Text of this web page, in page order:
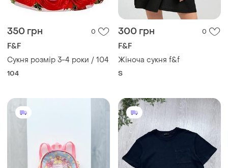
350 грн 0
F&F
Сукня розмір 3-4 роки / 104
104
300 грн 0
F&F
Жіноча сукня f&f
S